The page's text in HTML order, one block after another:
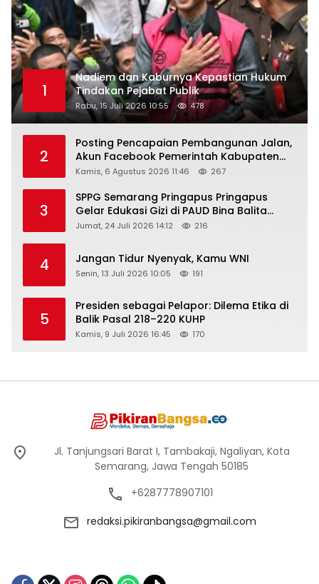
1
Nadiem dan Kaburnya Kepastian Hukum
Tindakan Pejabat Publik
Rabu, 15 Juli 2026 10:55 478
2
Posting Pencapaian Pembangunan Jalan,
Akun Facebook Pemerintah Kabupaten
Rembang “Dirujak” Warganet
Kamis, 6 Agustus 2026 11:46 267
3
SPPG Semarang Pringapus Pringapus
Gelar Edukasi Gizi di PAUD Bina Balita
Peringati Hari Anak Nasional 2026
Jumat, 24 Juli 2026 14:12 216
4 Jangan Tidur Nyenyak, Kamu WNI
Senin, 13 Juli 2026 10:05 191
5
Presiden sebagai Pelapor: Dilema Etika di
Balik Pasal 218–220 KUHP
Kamis, 9 Juli 2026 16:45 170
Jl. Tanjungsari Barat I, Tambakaji, Ngaliyan, Kota
Semarang, Jawa Tengah 50185
+6287778907101
redaksi.pikiranbangsa@gmail.com